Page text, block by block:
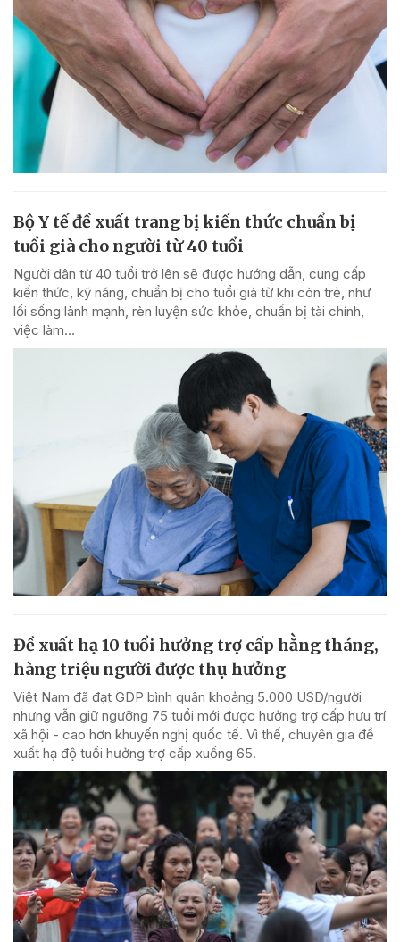
Bộ Y tế đề xuất trang bị kiến thức chuẩn bị
tuổi già cho người từ 40 tuổi
Người dân từ 40 tuổi trở lên sẽ được hướng dẫn, cung cấp
kiến thức, kỹ năng, chuẩn bị cho tuổi già từ khi còn trẻ, như
lối sống lành mạnh, rèn luyện sức khỏe, chuẩn bị tài chính,
việc làm...
Đề xuất hạ 10 tuổi hưởng trợ cấp hằng tháng,
hàng triệu người được thụ hưởng
Việt Nam đã đạt GDP bình quân khoảng 5.000 USD/người
nhưng vẫn giữ ngưỡng 75 tuổi mới được hưởng trợ cấp hưu trí
xã hội - cao hơn khuyến nghị quốc tế. Vì thế, chuyên gia đề
xuất hạ độ tuổi hưởng trợ cấp xuống 65.